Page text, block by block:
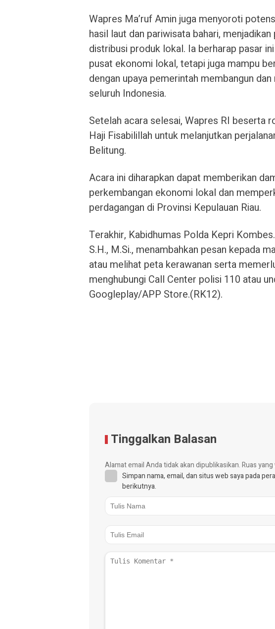
Wapres Ma’ruf Amin juga menyoroti
hasil laut dan pariwisata bahari,
distribusi produk lokal. Ia berharap pasar
pusat ekonomi lokal, tetapi juga mampu
dengan upaya pemerintah membangun
seluruh Indonesia.
Setelah acara selesai, Wapres RI beserta
Haji Fisabilillah untuk melanjutkan
Belitung.
Acara ini diharapkan dapat memberikan
perkembangan ekonomi lokal dan
perdagangan di Provinsi Kepulauan Riau.
Terakhir, Kabidhumas Polda Kepri
S.H., M.Si., menambahkan pesan kepada
atau melihat peta kerawanan serta
menghubungi Call Center polisi 110 atau
Googleplay/APP Store.(RK12).
Tinggalkan Balasan
Alamat email Anda tidak akan dipublikasikan.Ruas
Simpan nama, email, dan situs web saya pada
berikutnya.